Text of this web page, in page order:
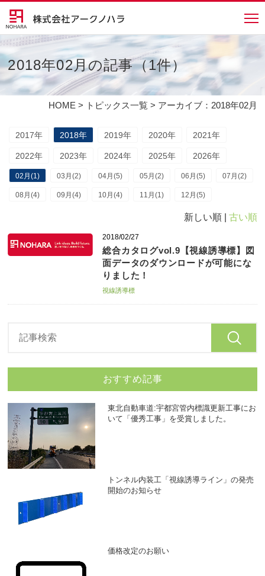
2018年02月の記事（1件）
HOME > トピックス一覧 > アーカイブ：2018年02月
2017年 2018年 2019年 2020年 2021年
2022年 2023年 2024年 2025年 2026年
02月(1) 03月(2) 04月(5) 05月(2) 06月(5) 07月(2)
08月(4) 09月(4) 10月(4) 11月(1) 12月(5)
新しい順 | 古い順
2018/02/27
総合カタログvol.9【視線誘導標】図
面データのダウンロードが可能にな
りました！
視線誘導標
おすすめ記事
東北自動車道:宇都宮管内標識更新工事にお
いて「優秀工事」を受賞しました。
トンネル内装工「視線誘導ライン」の発売
開始のお知らせ
価格改定のお願い